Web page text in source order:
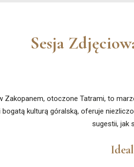
Sesja
Zakopanem, otoczone Tatrami, to
bogatą kulturą góralską, oferuje
sugestii, jak